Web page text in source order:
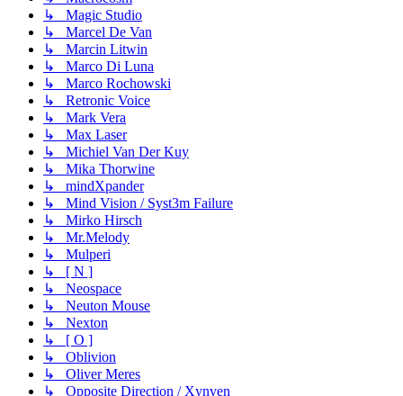
↳ Magic Studio
↳ Marcel De Van
↳ Marcin Litwin
↳ Marco Di Luna
↳ Marco Rochowski
↳ Retronic Voice
↳ Mark Vera
↳ Max Laser
↳ Michiel Van Der Kuy
↳ Mika Thorwine
↳ mindXpander
↳ Mind Vision / Syst3m Failure
↳ Mirko Hirsch
↳ Mr.Melody
↳ Mulperi
↳ [ N ]
↳ Neospace
↳ Neuton Mouse
↳ Nexton
↳ [ O ]
↳ Oblivion
↳ Oliver Meres
↳ Opposite Direction / Xynven